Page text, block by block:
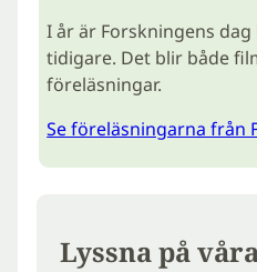
I år är Forskningens
tidigare. Det blir både
föreläsningar.
Se föreläsningarna från
Lyssna på